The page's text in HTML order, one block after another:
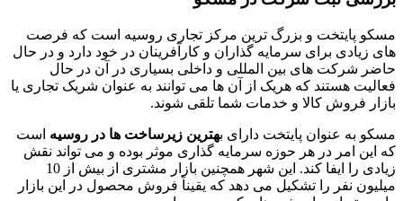
مسکو پایتخت و بزرگ ‌ترین مرکز تجاری روسیه است که فرصت‌
های زیادی برای سرمایه‌ گذاران و کارآفرینان در خود دارد و در حال
حاضر شرکت های بین المللی و داخلی بسیاری در آن در حال
فعالیت هستند که هریک از آن ها می توانند به عنوان شریک تجاری یا
بازار فروش کالا و خدمات شما تلقی شوند.
مسکو به عنوان پایتخت دارای بهترین زیرساخت ها در روسیه است
که این امر در هر حوزه سرمایه گذاری موثر بوده و می تواند نقش
زیادی را ایفا کند. این شهر همچنین بازار مشتری از بیش از 10
میلیون نفر را تشکیل می دهد که یقیناً فروش محصول در این بازار